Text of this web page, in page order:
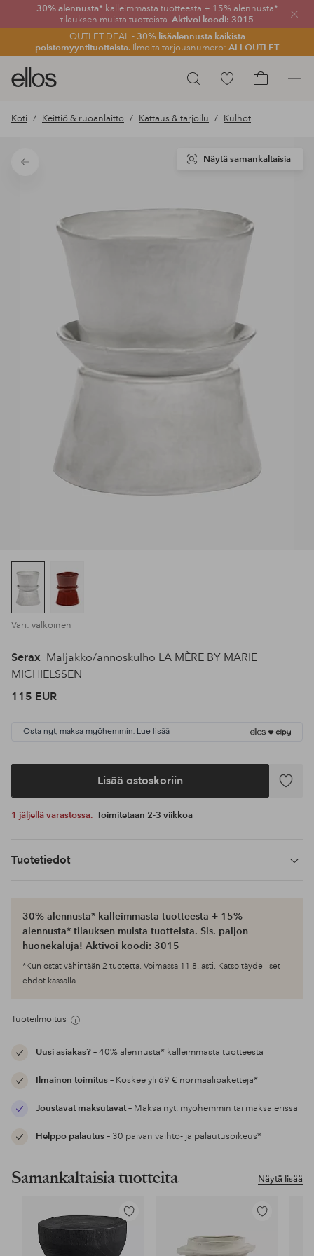
30% alennusta*kalleimmasta tuotteesta + 15% alennusta*
tilauksen muista tuotteista. Aktivoi koodi: 3015
OUTLET DEAL -30% lisäalennusta kaikista
poistomyyntituotteista. Ilmoita tarjousnumero: ALLOUTLET
Sulje
Hae
Ellos-
logo
siirry
Siirry
suosikkituotteisiin
Koti Keittiö & ruoanlaitto Kattaus & tarjoilu Kulhot
Takaisin
Näytä samankaltaisia
Väri: valkoinen
Serax Maljakko/annoskulho LA MÈRE BY MARIE
MICHIELSSEN
115 EUR
Osta nyt, maksa myöhemmin. Lue lisää
Lisää ostoskoriin
Lisää
1 jäljellä varastossa. Toimitetaan 2-3 viikkoa
Tuotetiedot
30% alennusta* kalleimmasta tuotteesta + 15%
alennusta* tilauksen muista tuotteista. Sis. paljon
huonekaluja! Aktivoi koodi: 3015
*Kun ostat vähintään 2 tuotetta. Voimassa 11.8. asti. Katso täydelliset
ehdot kassalla.
Tuoteilmoitus
Uusi asiakas?– 40% alennusta* kalleimmasta tuotteesta
Ilmainen toimitus– Koskee yli 69 € normaalipaketteja*
Joustavat maksutavat– Maksa nyt, myöhemmin tai maksa erissä
Helppo palautus– 30 päivän vaihto- ja palautusoikeus*
Näytä lisää
Samankaltaisia tuotteita
Lisää
suosikkeihin
Lisää